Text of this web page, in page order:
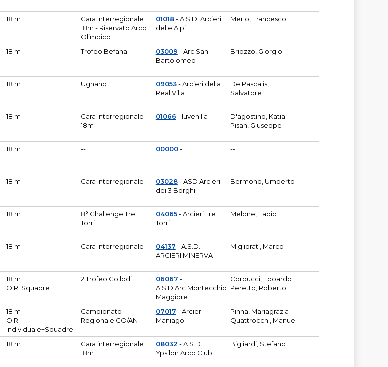
18 m
Gara Interregionale
18m - Riservato Arco
Olimpico
01018- A.S.D. Arcieri
delle Alpi
Merlo, Francesco
18 m Trofeo Befana 03009 - Arc.San
Bartolomeo
Briozzo, Giorgio
18 m Ugnano 09053- Arcieri della
Real Villa
De Pascalis,
Salvatore
18 m
Gara Interregionale
18m
01066 - Iuvenilia
D'agostino, Katia
Pisan, Giuseppe
18 m -- 00000- --
18 m Gara Interregionale 03028- ASD Arcieri
dei 3 Borghi
Bermond, Umberto
18 m
8° Challenge Tre
Torri
04065- Arcieri Tre
Torri
Melone, Fabio
18 m Gara Interregionale 04137 - A.S.D.
ARCIERI MINERVA
Migliorati, Marco
18 m
O.R. Squadre
2 Trofeo Collodi 06067 -
A.S.D.Arc.Montecchio
Maggiore
Corbucci, Edoardo
Peretto, Roberto
18 m
O.R.
Individuale+Squadre
Campionato
Regionale CO/AN
07017 - Arcieri
Maniago
Pinna, Mariagrazia
Quattrocchi, Manuel
18 m
Gara interregionale
18m
08032 - A.S.D.
Ypsilon Arco Club
Bigliardi, Stefano